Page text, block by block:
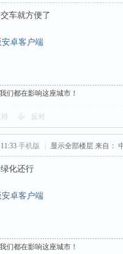
车就方便了
卓客户端
们都在影响这座城市！
反对
手机版 显示全部楼层 来自：
化还行
卓客户端
们都在影响这座城市！